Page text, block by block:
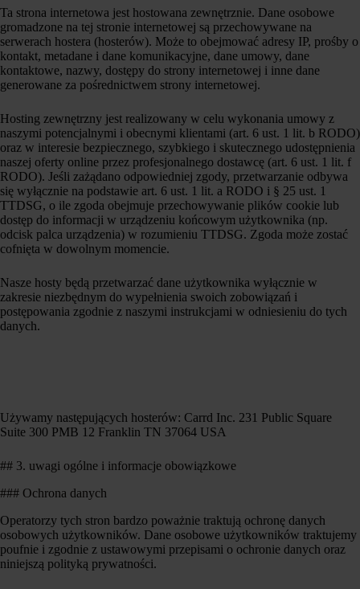
Ta strona internetowa jest hostowana zewnętrznie. Dane osobowe
gromadzone na tej stronie internetowej są przechowywane na
serwerach hostera (hosterów). Może to obejmować adresy IP, prośby o
kontakt, metadane i dane komunikacyjne, dane umowy, dane
kontaktowe, nazwy, dostępy do strony internetowej i inne dane
generowane za pośrednictwem strony internetowej.
Hosting zewnętrzny jest realizowany w celu wykonania umowy z
naszymi potencjalnymi i obecnymi klientami (art. 6 ust. 1 lit. b RODO)
oraz w interesie bezpiecznego, szybkiego i skutecznego udostępnienia
naszej oferty online przez profesjonalnego dostawcę (art. 6 ust. 1 lit. f
RODO). Jeśli zażądano odpowiedniej zgody, przetwarzanie odbywa
się wyłącznie na podstawie art. 6 ust. 1 lit. a RODO i § 25 ust. 1
TTDSG, o ile zgoda obejmuje przechowywanie plików cookie lub
dostęp do informacji w urządzeniu końcowym użytkownika (np.
odcisk palca urządzenia) w rozumieniu TTDSG. Zgoda może zostać
cofnięta w dowolnym momencie.
Nasze hosty będą przetwarzać dane użytkownika wyłącznie w
zakresie niezbędnym do wypełnienia swoich zobowiązań i
postępowania zgodnie z naszymi instrukcjami w odniesieniu do tych
danych.
Używamy następujących hosterów: Carrd Inc. 231 Public Square
Suite 300 PMB 12 Franklin TN 37064 USA
## 3. uwagi ogólne i informacje obowiązkowe
### Ochrona danych
Operatorzy tych stron bardzo poważnie traktują ochronę danych
osobowych użytkowników. Dane osobowe użytkowników traktujemy
poufnie i zgodnie z ustawowymi przepisami o ochronie danych oraz
niniejszą polityką prywatności.